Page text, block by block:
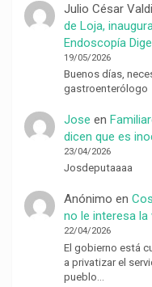
Julio César
de Loja,
Endoscopía
19/05/2026
Buenos días,
gastroenterólogo
Jose en
dicen que es
23/04/2026
Josdeputaaaa
Anónimo en
no le interesa la
22/04/2026
El gobierno está
a privatizar el
pueblo…